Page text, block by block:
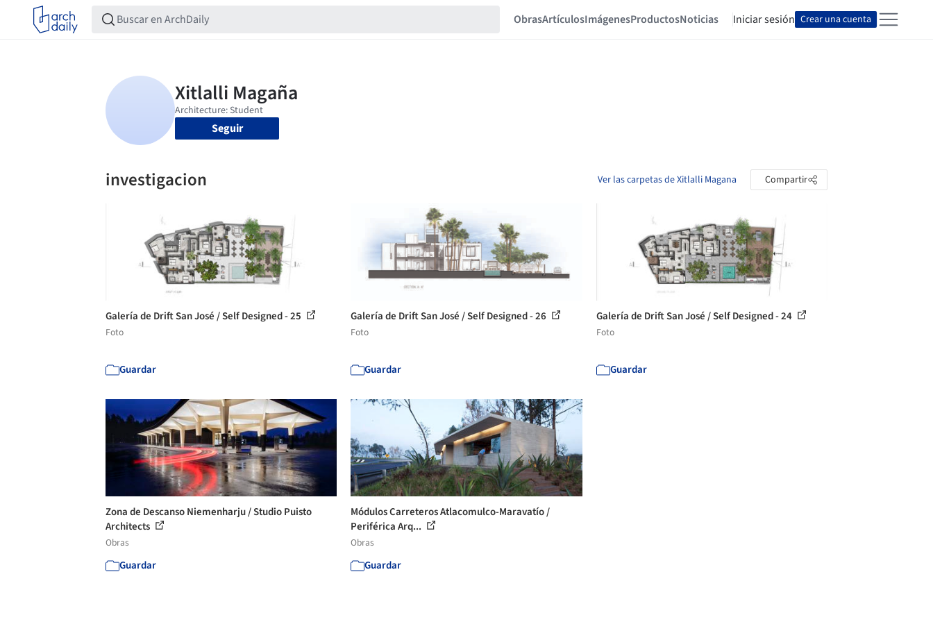
ObrasArtículosImágenesProductosNoticias Iniciar sesión Crear una cuenta
Seguir
investigacion Ver las carpetas de Xitlalli Magana Compartir
Galería de Drift San José / Self Designed - 25
Foto
Guardar
Galería de Drift San José / Self Designed - 26
Foto
Guardar
Galería de Drift San José / Self Designed - 24
Foto
Guardar
Zona de Descanso Niemenharju / Studio Puisto
Architects
Obras
Guardar
Módulos Carreteros Atlacomulco-Maravatío /
Periférica Arq...
Obras
Guardar